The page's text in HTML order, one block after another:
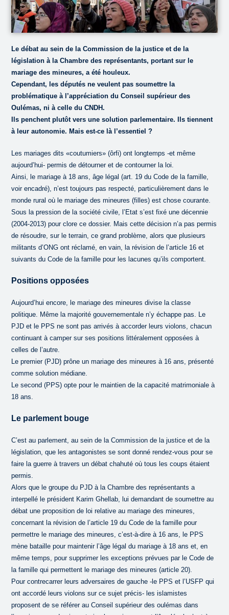
Le débat au sein de la Commission de la justice et de la
législation à la Chambre des représentants, portant sur le
mariage des mineures, a été houleux.
Cependant, les députés ne veulent pas soumettre la
problématique à l’appréciation du Conseil supérieur des
Oulémas, ni à celle du CNDH.
Ils penchent plutôt vers une solution parlementaire. Ils tiennent
à leur autonomie. Mais est-ce là l’essentiel ?
Les mariages dits «coutumiers» (ôrfi) ont longtemps -et même
aujourd’hui- permis de détourner et de contourner la loi.
Ainsi, le mariage à 18 ans, âge légal (art. 19 du Code de la famille,
voir encadré), n’est toujours pas respecté, particulièrement dans le
monde rural où le mariage des mineures (filles) est chose courante.
Sous la pression de la société civile, l’Etat s’est fixé une décennie
(2004-2013) pour clore ce dossier. Mais cette décision n’a pas permis
de résoudre, sur le terrain, ce grand problème, alors que plusieurs
militants d’ONG ont réclamé, en vain, la révision de l’article 16 et
suivants du Code de la famille pour les lacunes qu’ils comportent.
Positions opposées
Aujourd’hui encore, le mariage des mineures divise la classe
politique. Même la majorité gouvernementale n’y échappe pas. Le
PJD et le PPS ne sont pas arrivés à accorder leurs violons, chacun
continuant à camper sur ses positions littéralement opposées à
celles de l’autre.
Le premier (PJD) prône un mariage des mineures à 16 ans, présenté
comme solution médiane.
Le second (PPS) opte pour le maintien de la capacité matrimoniale à
18 ans.
Le parlement bouge
C’est au parlement, au sein de la Commission de la justice et de la
législation, que les antagonistes se sont donné rendez-vous pour se
faire la guerre à travers un débat chahuté où tous les coups étaient
permis.
Alors que le groupe du PJD à la Chambre des représentants a
interpellé le président Karim Ghellab, lui demandant de soumettre au
débat une proposition de loi relative au mariage des mineures,
concernant la révision de l’article 19 du Code de la famille pour
permettre le mariage des mineures, c’est-à-dire à 16 ans, le PPS
mène bataille pour maintenir l’âge légal du mariage à 18 ans et, en
même temps, pour supprimer les exceptions prévues par le Code de
la famille qui permettent le mariage des mineures (article 20).
Pour contrecarrer leurs adversaires de gauche -le PPS et l’USFP qui
ont accordé leurs violons sur ce sujet précis- les islamistes
proposent de se référer au Conseil supérieur des oulémas dans